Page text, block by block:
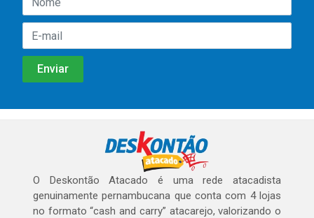
O Deskontão Atacado é uma rede atacadista
genuinamente pernambucana que conta com 4 lojas
no formato “cash and carry” atacarejo, valorizando o